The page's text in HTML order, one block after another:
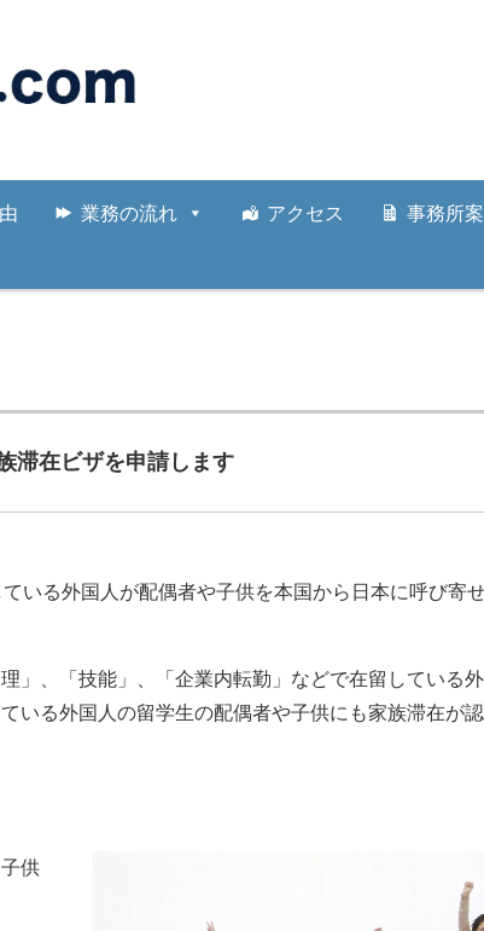
業務の流れ アクセス 事務所
滞在ビザを申請します
いる外国人が配偶者や子供を本国から日本に呼び寄
」、「技能」、「企業内転勤」などで在留している
いる外国人の留学生の配偶者や子供にも家族滞在が
供